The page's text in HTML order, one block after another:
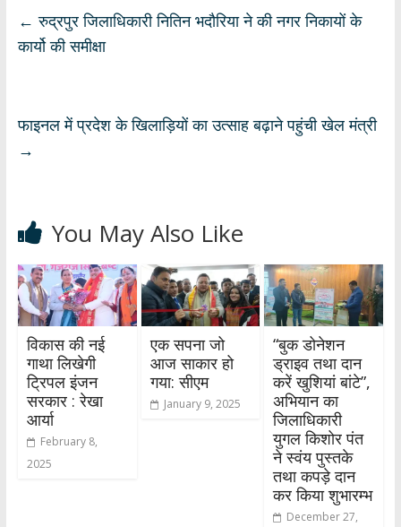
s
A
p
b
o
gr e e
← रुद्रपुर जिलाधिकारी नितिन भदौरिया ने की नगर निकायों के
कार्यो की समीक्षा
फाइनल में प्रदेश के खिलाड़ियों का उत्साह बढ़ाने पहुंची खेल मंत्री
→
You May Also Like
विकास की नई
गाथा लिखेगी
ट्रिपल इंजन
सरकार : रेखा
आर्या
February 8,
2025
एक सपना जो
आज साकार हो
गया: सीएम
January 9, 2025
“बुक डोनेशन
ड्राइव तथा दान
करें खुशियां बांटे”,
अभियान का
जिलाधिकारी
युगल किशोर पंत
ने स्वंय पुस्तके
तथा कपड़े दान
कर किया शुभारम्भ
December 27,